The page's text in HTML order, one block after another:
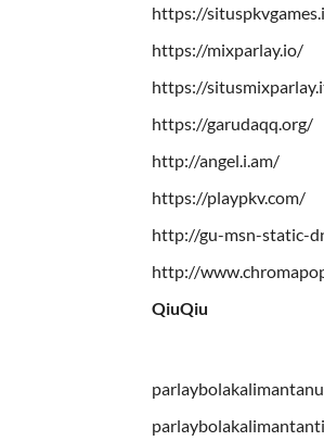
https://
https://mixparlay.io/
https://
https://garudaqq.org/
http://angel.i.am/
https://playpkv.com/
http://gu-msn-static-
http://
QiuQiu